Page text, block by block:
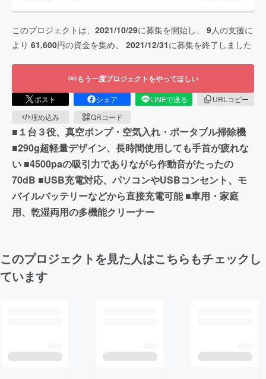
このプロジェクトは、 2021/10/29に募集を開始し、 9人の支援に
より 61,600円の資金を集め、 2021/12/31に募集を終了しました
もう一度プロジェクトをやってほしい
ポスト シェア LINEで送る
URLコピー
埋め込み
QRコード
■１台３役、真空ポンプ・空気入れ・ポータブル掃除機
■290g超軽量デザイン、長時間使用しても手首が疲れな
い ■4500paの吸引力でありながら作動音がたったの
70dB ■USB充電対応、パソコンやUSBコンセント、モ
バイルバッテリーなどから直接充電可能 ■車用・家庭
用、乾湿両用の多機能クリーナー
このプロジェクトを見た人はこちらもチェックし
ています